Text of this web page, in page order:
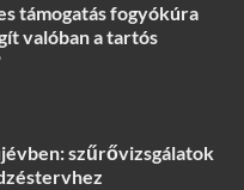
támogatás fogyókúra
valóban a tartós
szűrővizsgálatok